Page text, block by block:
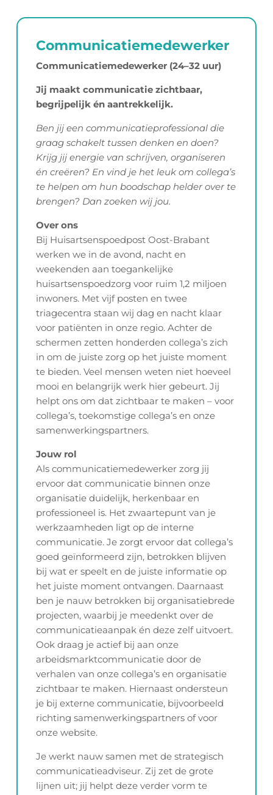
Communicatiemedewerker
Communicatiemedewerker (24–32 uur)
Jij maakt communicatie zichtbaar,
begrijpelijk én aantrekkelijk.
Ben jij een communicatieprofessional die
graag schakelt tussen denken en doen?
Krijg jij energie van schrijven, organiseren
én creëren? En vind je het leuk om collega’s
te helpen om hun boodschap helder over te
brengen? Dan zoeken wij jou.
Over ons
Bij Huisartsenspoedpost Oost-Brabant
werken we in de avond, nacht en
weekenden aan toegankelijke
huisartsenspoedzorg voor ruim 1,2 miljoen
inwoners. Met vijf posten en twee
triagecentra staan wij dag en nacht klaar
voor patiënten in onze regio. Achter de
schermen zetten honderden collega’s zich
in om de juiste zorg op het juiste moment
te bieden. Veel mensen weten niet hoeveel
mooi en belangrijk werk hier gebeurt. Jij
helpt ons om dat zichtbaar te maken – voor
collega’s, toekomstige collega’s en onze
samenwerkingspartners.
Jouw rol
Als communicatiemedewerker zorg jij
ervoor dat communicatie binnen onze
organisatie duidelijk, herkenbaar en
professioneel is. Het zwaartepunt van je
werkzaamheden ligt op de interne
communicatie. Je zorgt ervoor dat collega’s
goed geïnformeerd zijn, betrokken blijven
bij wat er speelt en de juiste informatie op
het juiste moment ontvangen. Daarnaast
ben je nauw betrokken bij organisatiebrede
projecten, waarbij je meedenkt over de
communicatieaanpak én deze zelf uitvoert.
Ook draag je actief bij aan onze
arbeidsmarktcommunicatie door de
verhalen van onze collega’s en organisatie
zichtbaar te maken. Hiernaast ondersteun
je bij externe communicatie, bijvoorbeeld
richting samenwerkingspartners of voor
onze website.
Je werkt nauw samen met de strategisch
communicatieadviseur. Zij zet de grote
lijnen uit; jij helpt deze verder vorm te